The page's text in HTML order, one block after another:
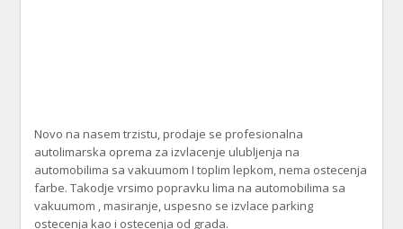
Novo na nasem trzistu, prodaje se profesionalna
autolimarska oprema za izvlacenje ulubljenja na
automobilima sa vakuumom I toplim lepkom, nema ostecenja
farbe. Takodje vrsimo popravku lima na automobilima sa
vakuumom , masiranje, uspesno se izvlace parking
ostecenja kao i ostecenja od grada.